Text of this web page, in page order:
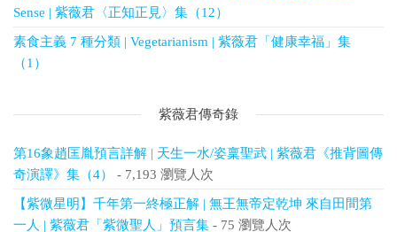
Sense | 紫薇君〈正知正見〉集（12）
素食主義 7 種分類 | Vegetarianism | 紫薇君「健康幸福」集
（1）
紫薇君傳奇錄
第16象趙匡胤預言詳解 | 天生一水/姿稟聖武 | 紫薇君《推背圖傳
奇演譯》集（4）
- 7,193 瀏覽人次
【紫微星明】千年第一終極正解 | 無王無帝定乾坤 來自田間第
一人 | 紫薇君「紫微聖人」預言集 - 75 瀏覽人次